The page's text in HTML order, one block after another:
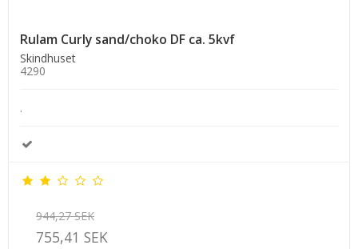
Rulam Curly sand/choko DF ca. 5kvf
Skindhuset
4290
.
944,27 SEK
755,41 SEK